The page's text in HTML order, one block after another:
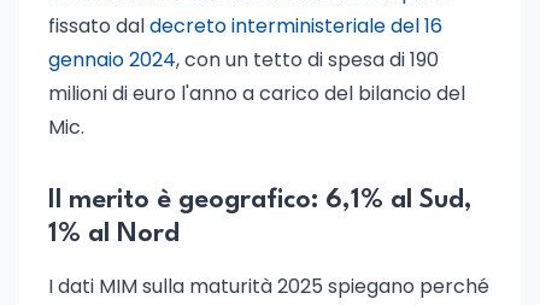
fissato daldecreto interministeriale del 16
gennaio 2024, con un tetto di spesa di 190
milioni di euro l'anno a carico del bilancio del
Mic.
Il merito è geografico: 6,1% al Sud,
1% al Nord
I dati MIM sulla maturità 2025 spiegano perché